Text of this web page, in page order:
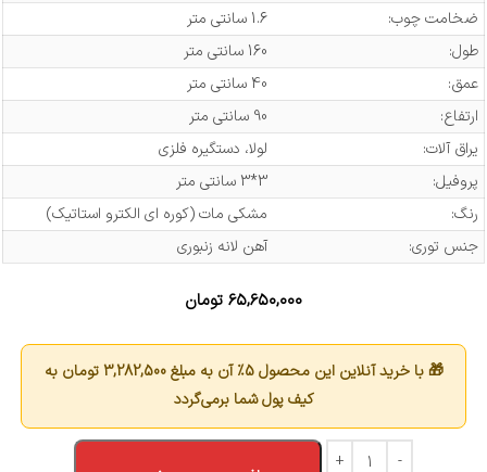
ضخامت چوب:
1.6 سانتی متر
طول:
160 سانتی متر
عمق:
40 سانتی متر
ارتفاع:
90 سانتی متر
یراق آلات:
لولا، دستگیره فلزی
پروفیل:
3*3 سانتی متر
رنگ:
مشکی مات (کوره ای الکترو استاتیک)
جنس توری:
آهن لانه زنبوری
۶۵,۶۵۰,۰۰۰ تومان
🎁 با خرید آنلاین این محصول 5٪ آن به مبلغ 3,282,500تومان به
کیف پول شما برمی‌گردد